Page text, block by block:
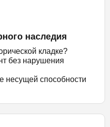
наследия
кладке?
без нарушения
несущей способности